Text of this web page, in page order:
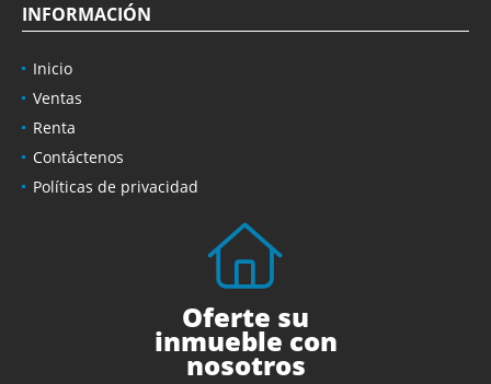
INFORMACIÓN
Inicio
Ventas
Renta
Contáctenos
Políticas de privacidad
Oferte su
inmueble con
nosotros